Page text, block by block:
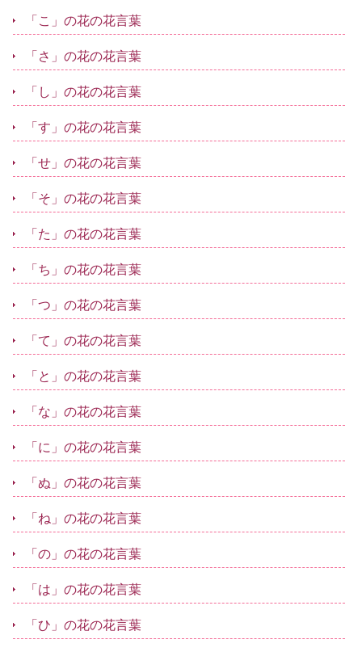
「こ」の花の花言葉
「さ」の花の花言葉
「し」の花の花言葉
「す」の花の花言葉
「せ」の花の花言葉
「そ」の花の花言葉
「た」の花の花言葉
「ち」の花の花言葉
「つ」の花の花言葉
「て」の花の花言葉
「と」の花の花言葉
「な」の花の花言葉
「に」の花の花言葉
「ぬ」の花の花言葉
「ね」の花の花言葉
「の」の花の花言葉
「は」の花の花言葉
「ひ」の花の花言葉